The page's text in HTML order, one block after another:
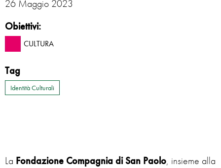
26 Maggio 2023
Obiettivi:
CULTURA
Tag
Identità Culturali
La Fondazione Compagnia di San Paolo, insieme alla